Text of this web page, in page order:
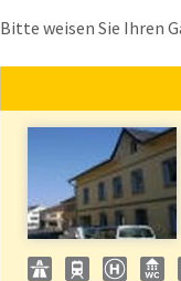
Bitte weisen Sie Ihren